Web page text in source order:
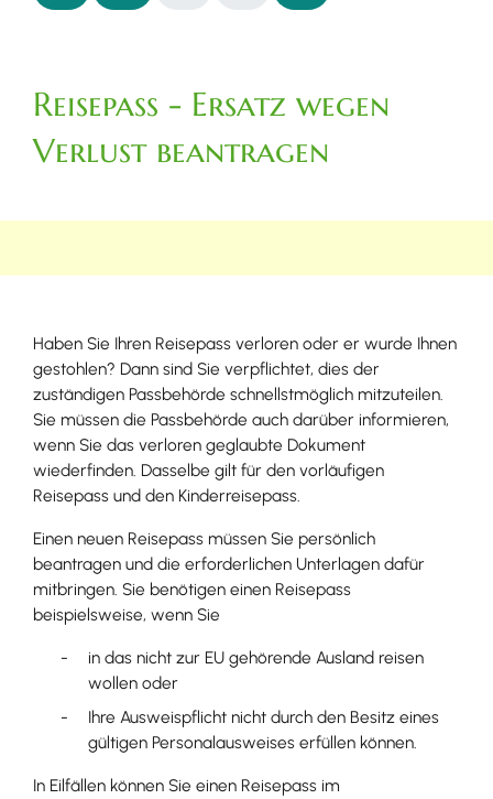
Reisepass - Ersatz wegen
Verlust beantragen
Haben Sie Ihren Reisepass verloren oder er wurde Ihnen
gestohlen? Dann sind Sie verpflichtet, dies der
zuständigen Passbehörde schnellstmöglich mitzuteilen.
Sie müssen die Passbehörde auch darüber informieren,
wenn Sie das verloren geglaubte Dokument
wiederfinden. Dasselbe gilt für den vorläufigen
Reisepass und den Kinderreisepass.
Einen neuen Reisepass müssen Sie persönlich
beantragen und die erforderlichen Unterlagen dafür
mitbringen. Sie benötigen einen Reisepass
beispielsweise, wenn Sie
in das nicht zur EU gehörende Ausland reisen
wollen oder
Ihre Ausweispflicht nicht durch den Besitz eines
gültigen Personalausweises erfüllen können.
In Eilfällen können Sie einen Reisepass im